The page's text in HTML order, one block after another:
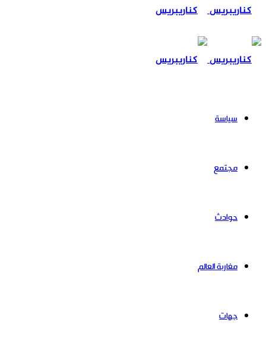
سياسة
مجتمع
حوادث
مغاربة العالم
جهات